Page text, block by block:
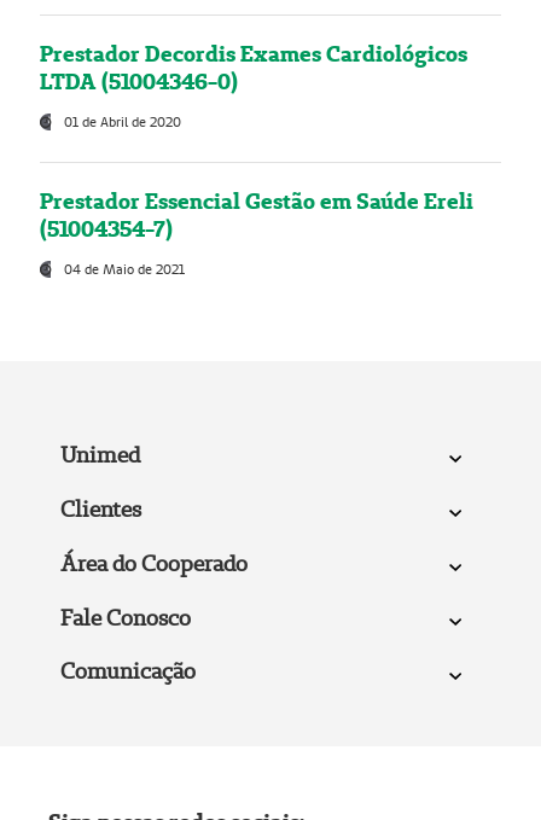
Prestador Decordis Exames Cardiológicos
LTDA (51004346-0)
01 de Abril de 2020
Prestador Essencial Gestão em Saúde Ereli
(51004354-7)
04 de Maio de 2021
Unimed
Clientes
Área do Cooperado
Fale Conosco
Comunicação